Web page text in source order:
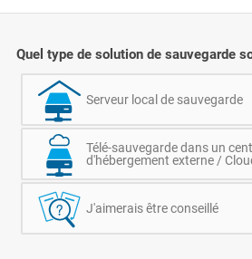
Quel type de solution de sauvegarde
Serveur local de sauvegarde
Télé-sauvegarde dans un
d'hébergement externe /
J'aimerais être conseillé